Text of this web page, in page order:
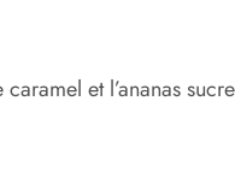
et l’ananas